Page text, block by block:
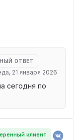
ОТВЕТ
21 января 2026
сегодня по
клиент